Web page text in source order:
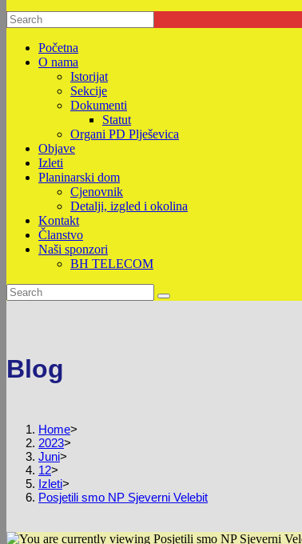
Početna
O nama
Istorijat
Sekcije
Dokumenti
Statut
Organi PD Plješevica
Objave
Izleti
Planinarski dom
Cjenovnik
Detalji, izgled i okolina
Kontakt
Članstvo
Naši sponzori
BH TELECOM
Blog
Home>
2023>
Juni>
12>
Izleti>
Posjetili smo NP Sjeverni Velebit